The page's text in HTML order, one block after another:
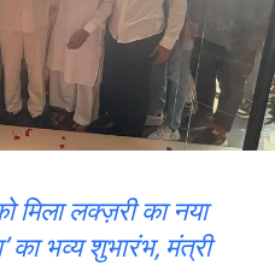
मिला लक्ज़री का नया
का भव्य शुभारंभ, मंत्री